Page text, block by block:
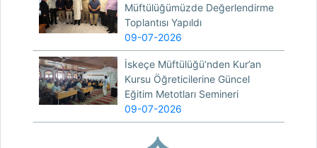
Müftülüğümüzde Değerlendirme
Toplantısı Yapıldı
09-07-2026
İskeçe Müftülüğü’nden Kur’an
Kursu Öğreticilerine Güncel
Eğitim Metotları Semineri
09-07-2026